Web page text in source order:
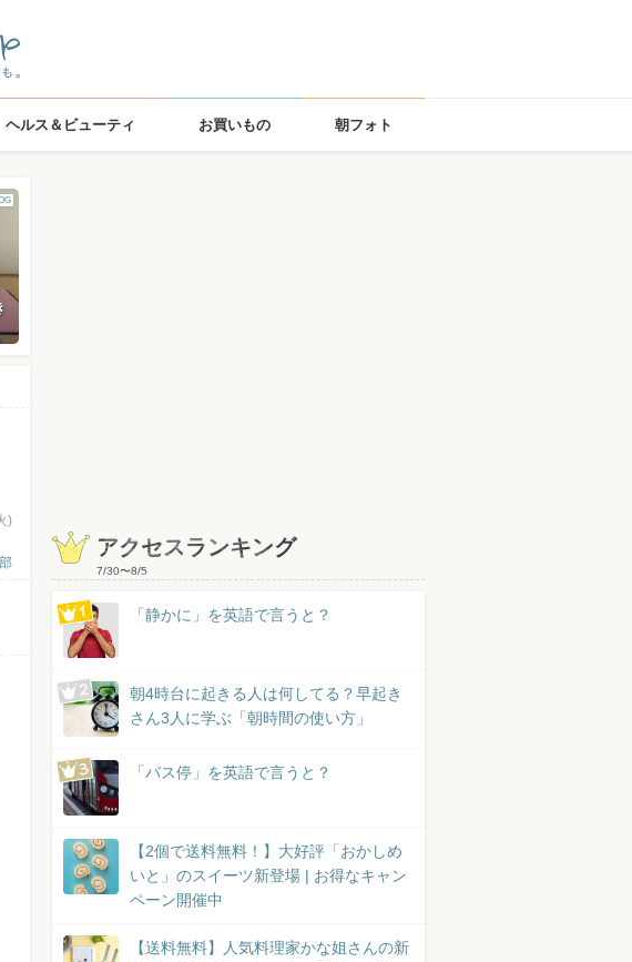
ヘルス＆ビューティ お買いもの 朝フォト
)
アクセスランキング
7/30〜8/5
「静かに」を英語で言うと？
朝4時台に起きる人は何してる？早起き
さん3人に学ぶ「朝時間の使い方」
「バス停」を英語で言うと？
【2個で送料無料！】大好評「おかしめ
いと」のスイーツ新登場 | お得なキャン
ペーン開催中
【送料無料】人気料理家かな姐さんの新